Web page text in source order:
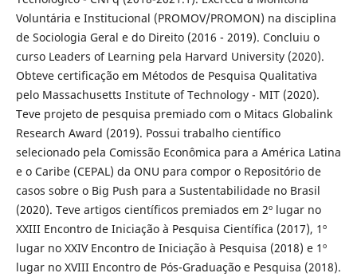
Voluntária e Institucional (PROMOV/PROMON) na disciplina
de Sociologia Geral e do Direito (2016 - 2019). Concluiu o
curso Leaders of Learning pela Harvard University (2020).
Obteve certificação em Métodos de Pesquisa Qualitativa
pelo Massachusetts Institute of Technology - MIT (2020).
Teve projeto de pesquisa premiado com o Mitacs Globalink
Research Award (2019). Possui trabalho científico
selecionado pela Comissão Econômica para a América Latina
e o Caribe (CEPAL) da ONU para compor o Repositório de
casos sobre o Big Push para a Sustentabilidade no Brasil
(2020). Teve artigos científicos premiados em 2º lugar no
XXIII Encontro de Iniciação à Pesquisa Científica (2017), 1º
lugar no XXIV Encontro de Iniciação à Pesquisa (2018) e 1º
lugar no XVIII Encontro de Pós-Graduação e Pesquisa (2018).